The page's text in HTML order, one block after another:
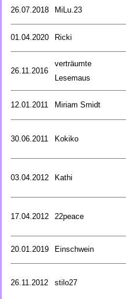
26.07.2018 MiLu.23
01.04.2020 Ricki
26.11.2016
verträumte
Lesemaus
12.01.2011 Miriam Smidt
30.06.2011 Kokiko
03.04.2012 Kathi
17.04.2012 22peace
20.01.2019 Einschwein
26.11.2012 stilo27